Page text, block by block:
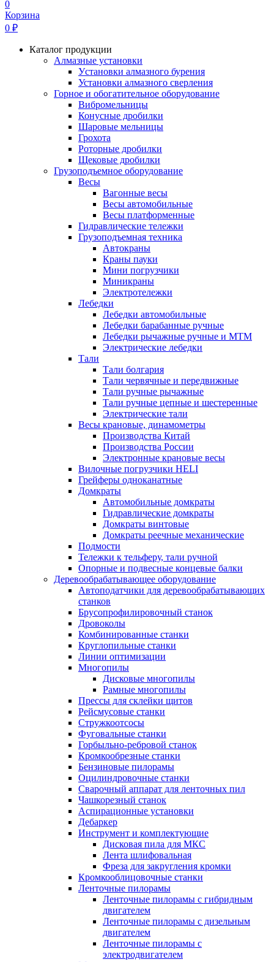
0
Корзина
0 ₽
Каталог продукции
Алмазные установки
Уcтановки алмазного бурения
Установки алмазного сверления
Горное и обогатительное оборудование
Вибромельницы
Конусные дробилки
Шаровые мельницы
Грохота
Роторные дробилки
Щековые дробилки
Грузоподъемное оборудование
Весы
Вагонные весы
Весы автомобильные
Весы платформенные
Гидравлические тележки
Грузоподъемная техника
Автокраны
Краны пауки
Мини погрузчики
Миникраны
Электротележки
Лебедки
Лебедки автомобильные
Лебедки барабанные ручные
Лебедки рычажные ручные и МТМ
Электрические лебедки
Тали
Тали болгария
Тали червячные и передвижные
Тали ручные рычажные
Тали ручные цепные и шестеренные
Электрические тали
Весы крановые, динамометры
Производства Китай
Производства России
Электронные крановые весы
Вилочные погрузчики HELI
Грейферы одноканатные
Домкраты
Автомобильные домкраты
Гидравлические домкраты
Домкраты винтовые
Домкраты реечные механические
Подмости
Тележки к тельферу, тали ручной
Опорные и подвесные концевые балки
Деревообрабатывающее оборудование
Автоподатчики для деревообрабатывающих
станков
Брусопрофилировочный станок
Дровоколы
Комбинированные станки
Круглопильные станки
Линии оптимизации
Многопилы
Дисковые многопилы
Рамные многопилы
Прессы для склейки щитов
Рейсмусовые станки
Стружкоотсосы
Фуговальные станки
Горбыльно-ребровой станок
Кромкообрезные станки
Бензиновые пилорамы
Оцилиндровочные станки
Сварочный аппарат для ленточных пил
Чашкорезный станок
Аспирационные установки
Дебаркер
Инструмент и комплектующие
Дисковая пила для МКС
Лента шлифовальная
Фреза для закругления кромки
Кромкооблицовочные станки
Ленточные пилорамы
Ленточные пилорамы с гибридным
двигателем
Ленточные пилорамы с дизельным
двигателем
Ленточные пилорамы с
электродвигателем